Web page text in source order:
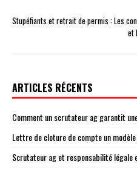
Stupéfiants et retrait de permis : Les
et
ARTICLES RÉCENTS
Comment un scrutateur ag garantit
Lettre de cloture de compte un
Scrutateur ag et responsabilité légale